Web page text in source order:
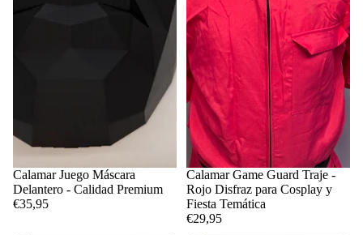
Calamar Juego Máscara
Delantero - Calidad Premium
€35,95
Calamar Game Guard Traje -
Rojo Disfraz para Cosplay y
Fiesta Temática
€29,95